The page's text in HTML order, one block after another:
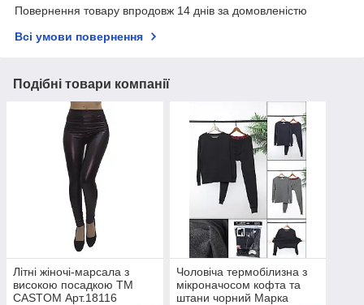
Повернення товару впродовж 14 днів за домовленістю
Всі умови повернення
Подібні товари компанії
Літні жіночі-марсала з
високою посадкою ТМ
CASTOM Арт.18116
Чоловіча термобілизна з
мікроначосом кофта та
штани чорний Марка